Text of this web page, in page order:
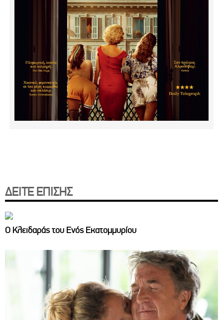
ΔΕΙΤΕ ΕΠΙΣΗΣ
Ο Κλειδαράς του Ενός Εκατομμυρίου